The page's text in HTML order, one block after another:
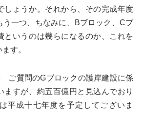
しょうか。それから、その完成年度
う一つ、ちなみに、Bブロック、Cブ
というのは幾らになるのか、これを
す。
ご質問のGブロックの護岸建設に係
ますが、約五百億円と見込んでおり
平成十七年度を予定してございま